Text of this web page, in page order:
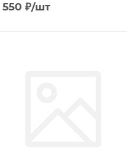
550 ₽/шт